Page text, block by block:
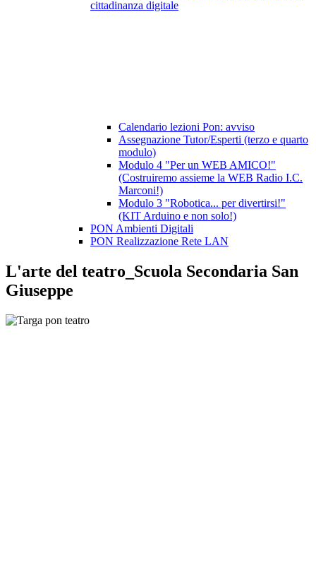
cittadinanza digitale
Calendario lezioni Pon: avviso
Assegnazione Tutor/Esperti (terzo e quarto
modulo)
Modulo 4 "Per un WEB AMICO!"
(Costruiremo assieme la WEB Radio I.C.
Marconi!)
Modulo 3 "Robotica... per divertirsi!"
(KIT Arduino e non solo!)
PON Ambienti Digitali
PON Realizzazione Rete LAN
L'arte del teatro_Scuola Secondaria San
Giuseppe